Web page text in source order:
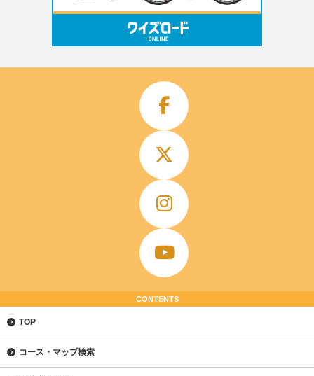
CONTENTS
TOP
コース・マップ検索